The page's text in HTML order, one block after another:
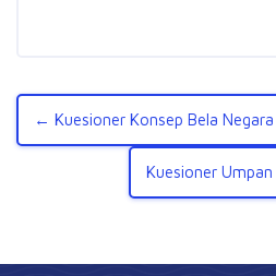
← Kuesioner Konsep Bela Negara